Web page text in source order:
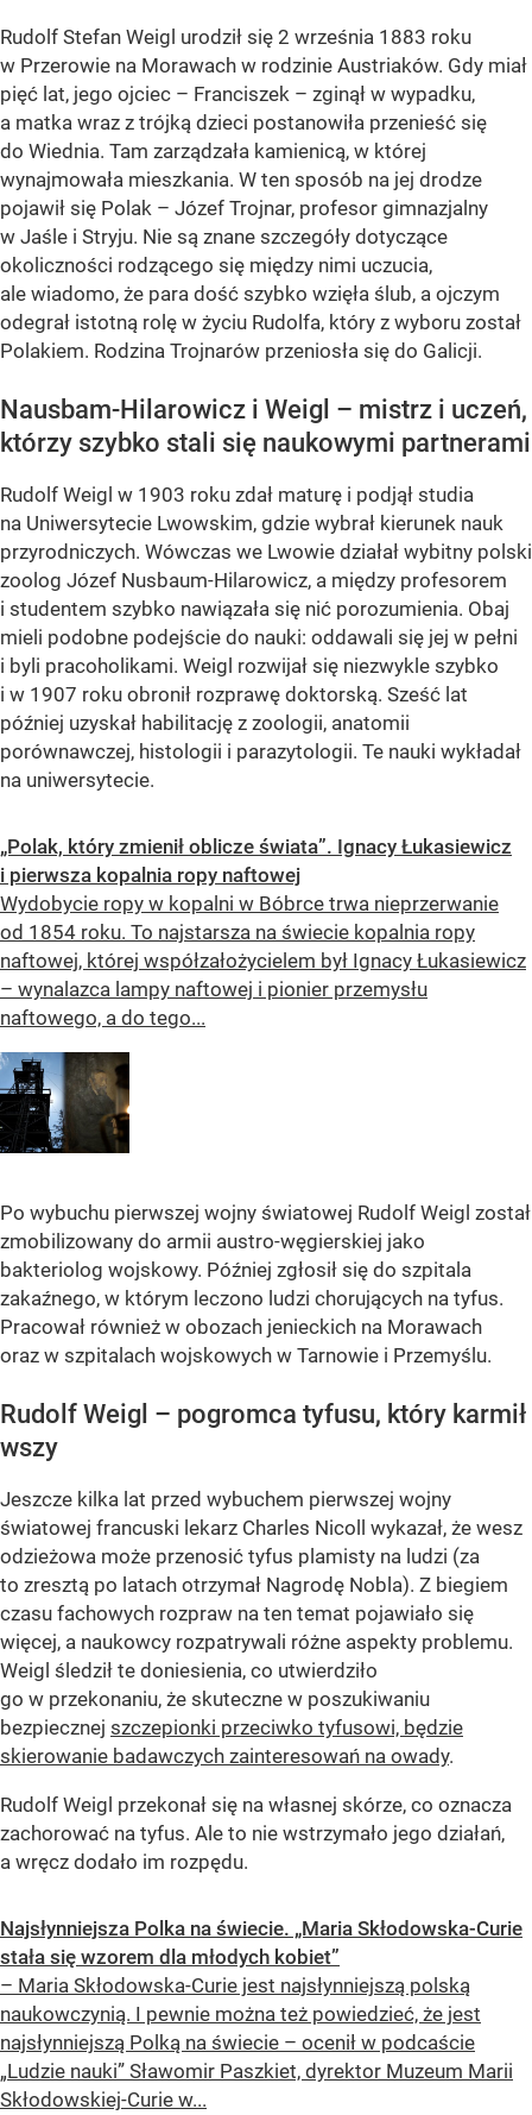
Rudolf Stefan Weigl urodził się 2 września 1883 roku
w Przerowie na Morawach w rodzinie Austriaków. Gdy miał
pięć lat, jego ojciec – Franciszek – zginął w wypadku,
a matka wraz z trójką dzieci postanowiła przenieść się
do Wiednia. Tam zarządzała kamienicą, w której
wynajmowała mieszkania. W ten sposób na jej drodze
pojawił się Polak – Józef Trojnar, profesor gimnazjalny
w Jaśle i Stryju. Nie są znane szczegóły dotyczące
okoliczności rodzącego się między nimi uczucia,
ale wiadomo, że para dość szybko wzięła ślub, a ojczym
odegrał istotną rolę w życiu Rudolfa, który z wyboru został
Polakiem. Rodzina Trojnarów przeniosła się do Galicji.
Nausbam-Hilarowicz i Weigl – mistrz i uczeń,
którzy szybko stali się naukowymi partnerami
Rudolf Weigl w 1903 roku zdał maturę i podjął studia
na Uniwersytecie Lwowskim, gdzie wybrał kierunek nauk
przyrodniczych. Wówczas we Lwowie działał wybitny polski
zoolog Józef Nusbaum-Hilarowicz, a między profesorem
i studentem szybko nawiązała się nić porozumienia. Obaj
mieli podobne podejście do nauki: oddawali się jej w pełni
i byli pracoholikami. Weigl rozwijał się niezwykle szybko
i w 1907 roku obronił rozprawę doktorską. Sześć lat
później uzyskał habilitację z zoologii, anatomii
porównawczej, histologii i parazytologii. Te nauki wykładał
na uniwersytecie.
„Polak, który zmienił oblicze świata”. Ignacy Łukasiewicz
i pierwsza kopalnia ropy naftowej
Wydobycie ropy w kopalni w Bóbrce trwa nieprzerwanie
od 1854 roku. To najstarsza na świecie kopalnia ropy
naftowej, której współzałożycielem był Ignacy Łukasiewicz
– wynalazca lampy naftowej i pionier przemysłu
naftowego, a do tego...
Po wybuchu pierwszej wojny światowej Rudolf Weigl został
zmobilizowany do armii austro-węgierskiej jako
bakteriolog wojskowy. Później zgłosił się do szpitala
zakaźnego, w którym leczono ludzi chorujących na tyfus.
Pracował również w obozach jenieckich na Morawach
oraz w szpitalach wojskowych w Tarnowie i Przemyślu.
Rudolf Weigl – pogromca tyfusu, który karmił
wszy
Jeszcze kilka lat przed wybuchem pierwszej wojny
światowej francuski lekarz Charles Nicoll wykazał, że wesz
odzieżowa może przenosić tyfus plamisty na ludzi (za
to zresztą po latach otrzymał Nagrodę Nobla). Z biegiem
czasu fachowych rozpraw na ten temat pojawiało się
więcej, a naukowcy rozpatrywali różne aspekty problemu.
Weigl śledził te doniesienia, co utwierdziło
go w przekonaniu, że skuteczne w poszukiwaniu
bezpiecznej szczepionki przeciwko tyfusowi, będzie
skierowanie badawczych zainteresowań na owady.
Rudolf Weigl przekonał się na własnej skórze, co oznacza
zachorować na tyfus. Ale to nie wstrzymało jego działań,
a wręcz dodało im rozpędu.
Najsłynniejsza Polka na świecie. „Maria Skłodowska-Curie
stała się wzorem dla młodych kobiet”
– Maria Skłodowska-Curie jest najsłynniejszą polską
naukowczynią. I pewnie można też powiedzieć, że jest
najsłynniejszą Polką na świecie – ocenił w podcaście
„Ludzie nauki” Sławomir Paszkiet, dyrektor Muzeum Marii
Skłodowskiej-Curie w...